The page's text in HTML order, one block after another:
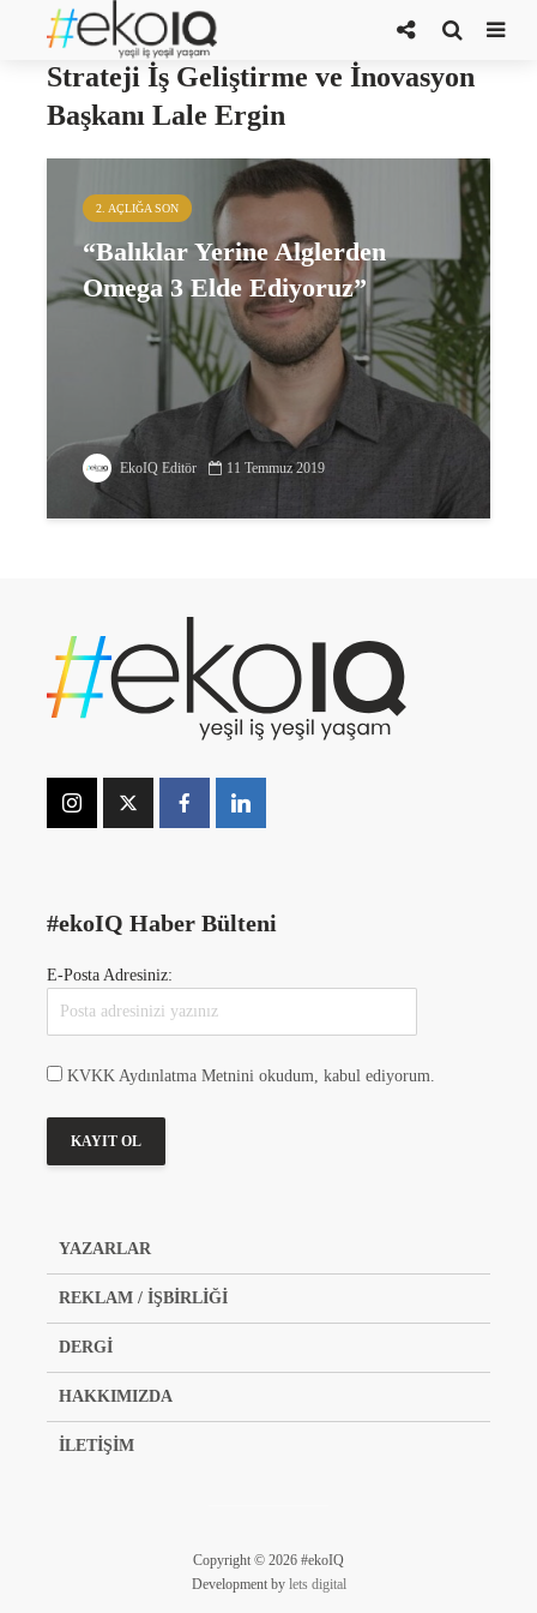
Borusan Holding İcra Kurulu Üyesi
Strateji İş Geliştirme ve İnovasyon
Başkanı Lale Ergin
2. AÇLIĞA SON
“Balıklar Yerine Alglerden
Omega 3 Elde Ediyoruz”
EkoIQ Editör 11 Temmuz 2019
#ekoIQ Haber Bülteni
E-Posta Adresiniz:
KVKK Aydınlatma Metnini okudum, kabul ediyorum.
YAZARLAR
REKLAM / İŞBİRLİĞİ
DERGİ
HAKKIMIZDA
İLETİŞİM
Copyright © 2026 #ekoIQ
Development by lets digital